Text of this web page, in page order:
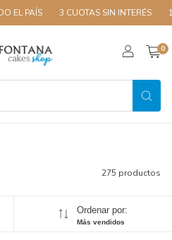
3 CUOTAS SIN INTERÉS 10% OFF
0
275 productos
Ordenar por:
Más vendidos